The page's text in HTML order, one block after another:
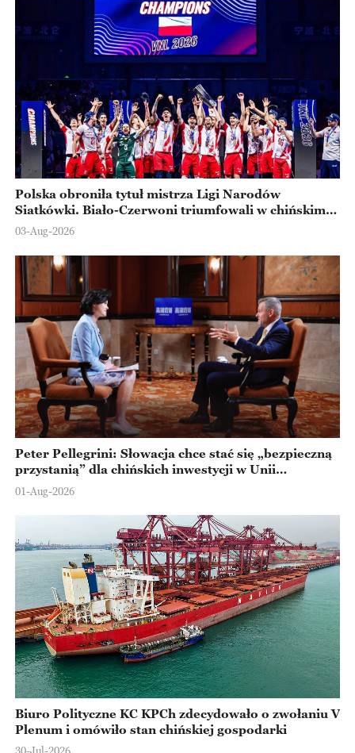
Polska obroniła tytuł mistrza Ligi Narodów
Siatkówki. Biało-Czerwoni triumfowali w chińskim
Ningbo
03-Aug-2026
Peter Pellegrini: Słowacja chce stać się „bezpieczną
przystanią” dla chińskich inwestycji w Unii
Europejskiej
01-Aug-2026
Biuro Polityczne KC KPCh zdecydowało o zwołaniu V
Plenum i omówiło stan chińskiej gospodarki